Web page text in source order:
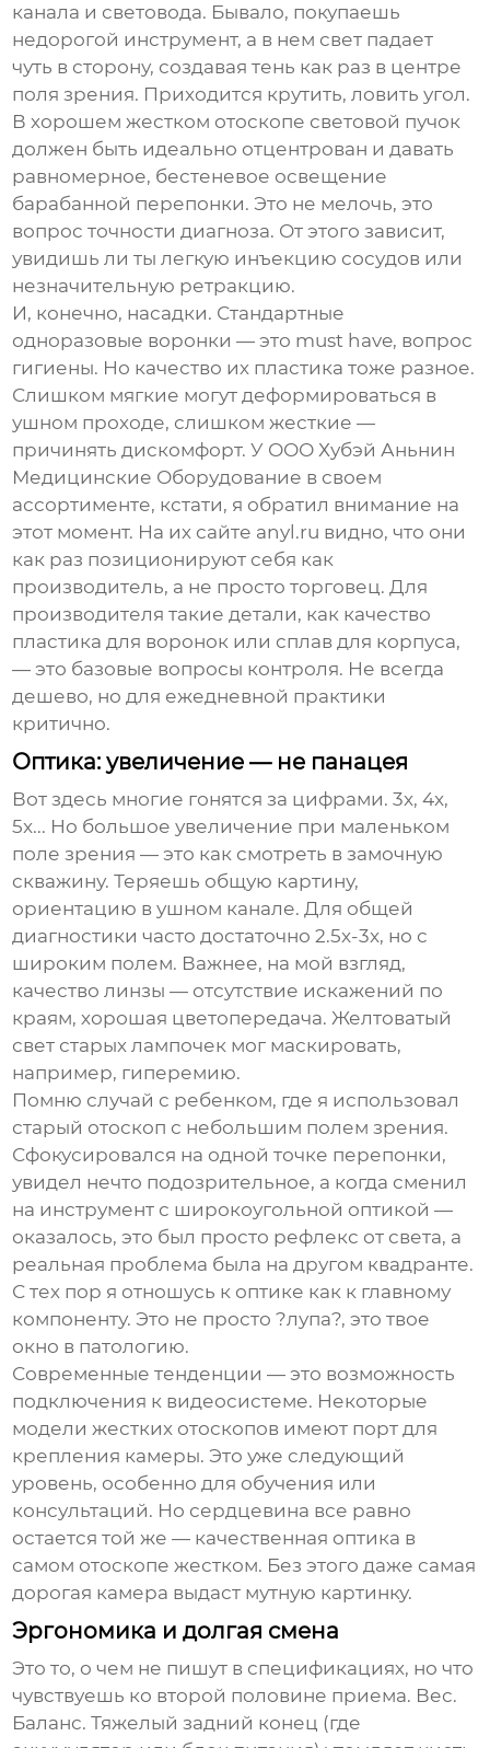
канала и световода. Бывало, покупаешь
недорогой инструмент, а в нем свет падает
чуть в сторону, создавая тень как раз в центре
поля зрения. Приходится крутить, ловить угол.
В хорошем жестком отоскопе световой пучок
должен быть идеально отцентрован и давать
равномерное, бестеневое освещение
барабанной перепонки. Это не мелочь, это
вопрос точности диагноза. От этого зависит,
увидишь ли ты легкую инъекцию сосудов или
незначительную ретракцию.
И, конечно, насадки. Стандартные
одноразовые воронки — это must have, вопрос
гигиены. Но качество их пластика тоже разное.
Слишком мягкие могут деформироваться в
ушном проходе, слишком жесткие —
причинять дискомфорт. У ООО Хубэй Аньнин
Медицинские Оборудование в своем
ассортименте, кстати, я обратил внимание на
этот момент. На их сайте anyl.ru видно, что они
как раз позиционируют себя как
производитель, а не просто торговец. Для
производителя такие детали, как качество
пластика для воронок или сплав для корпуса,
— это базовые вопросы контроля. Не всегда
дешево, но для ежедневной практики
критично.
Оптика: увеличение — не панацея
Вот здесь многие гонятся за цифрами. 3x, 4x,
5x... Но большое увеличение при маленьком
поле зрения — это как смотреть в замочную
скважину. Теряешь общую картину,
ориентацию в ушном канале. Для общей
диагностики часто достаточно 2.5x-3x, но с
широким полем. Важнее, на мой взгляд,
качество линзы — отсутствие искажений по
краям, хорошая цветопередача. Желтоватый
свет старых лампочек мог маскировать,
например, гиперемию.
Помню случай с ребенком, где я использовал
старый отоскоп с небольшим полем зрения.
Сфокусировался на одной точке перепонки,
увидел нечто подозрительное, а когда сменил
на инструмент с широкоугольной оптикой —
оказалось, это был просто рефлекс от света, а
реальная проблема была на другом квадранте.
С тех пор я отношусь к оптике как к главному
компоненту. Это не просто ?лупа?, это твое
окно в патологию.
Современные тенденции — это возможность
подключения к видеосистеме. Некоторые
модели жестких отоскопов имеют порт для
крепления камеры. Это уже следующий
уровень, особенно для обучения или
консультаций. Но сердцевина все равно
остается той же — качественная оптика в
самом отоскопе жестком. Без этого даже самая
дорогая камера выдаст мутную картинку.
Эргономика и долгая смена
Это то, о чем не пишут в спецификациях, но что
чувствуешь ко второй половине приема. Вес.
Баланс. Тяжелый задний конец (где